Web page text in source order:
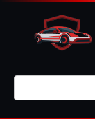
Перейти
контенту
Поиск: